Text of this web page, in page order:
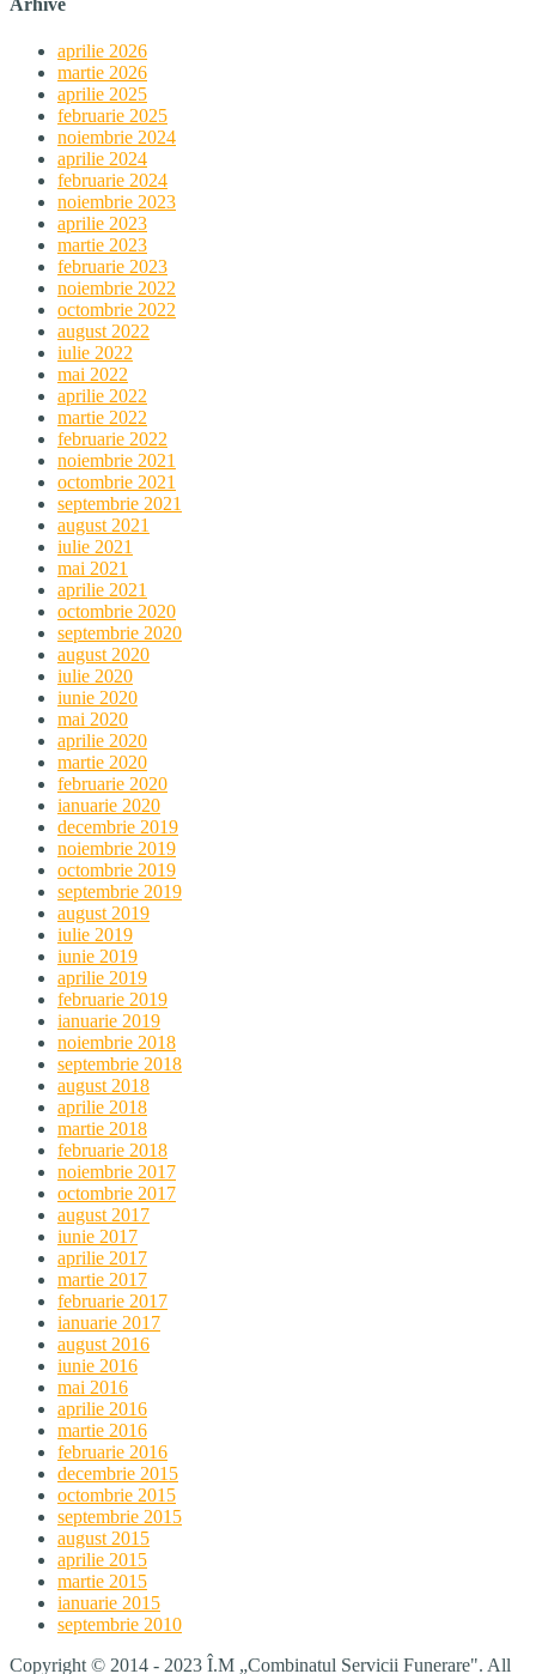
Arhive
aprilie 2026
martie 2026
aprilie 2025
februarie 2025
noiembrie 2024
aprilie 2024
februarie 2024
noiembrie 2023
aprilie 2023
martie 2023
februarie 2023
noiembrie 2022
octombrie 2022
august 2022
iulie 2022
mai 2022
aprilie 2022
martie 2022
februarie 2022
noiembrie 2021
octombrie 2021
septembrie 2021
august 2021
iulie 2021
mai 2021
aprilie 2021
octombrie 2020
septembrie 2020
august 2020
iulie 2020
iunie 2020
mai 2020
aprilie 2020
martie 2020
februarie 2020
ianuarie 2020
decembrie 2019
noiembrie 2019
octombrie 2019
septembrie 2019
august 2019
iulie 2019
iunie 2019
aprilie 2019
februarie 2019
ianuarie 2019
noiembrie 2018
septembrie 2018
august 2018
aprilie 2018
martie 2018
februarie 2018
noiembrie 2017
octombrie 2017
august 2017
iunie 2017
aprilie 2017
martie 2017
februarie 2017
ianuarie 2017
august 2016
iunie 2016
mai 2016
aprilie 2016
martie 2016
februarie 2016
decembrie 2015
octombrie 2015
septembrie 2015
august 2015
aprilie 2015
martie 2015
ianuarie 2015
septembrie 2010
Copyright © 2014 - 2023 Î.M „Combinatul Servicii Funerare". All